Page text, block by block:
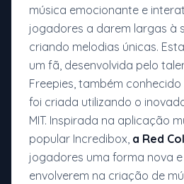
música emocionante e
jogadores a darem largas à
criando melodias únicas.
um fã, desenvolvida pelo
Freepies, também
foi criada utilizando o
MIT. Inspirada na aplicação
popular Incredibox, a Red
jogadores uma forma nova
envolverem na criação de